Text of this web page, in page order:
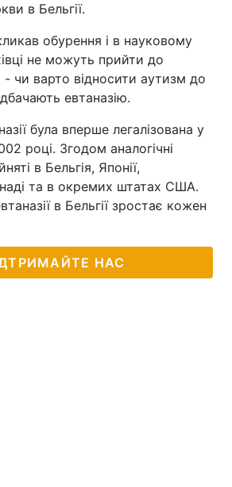
в Бельгії.
обурення і в науковому
не можуть прийти до
- чи варто відносити аутизм до
евтаназію.
була вперше легалізована у
році. Згодом аналогічні
в Бельгія, Японії,
та в окремих штатах США.
в Бельгії зростає кожен
НАС